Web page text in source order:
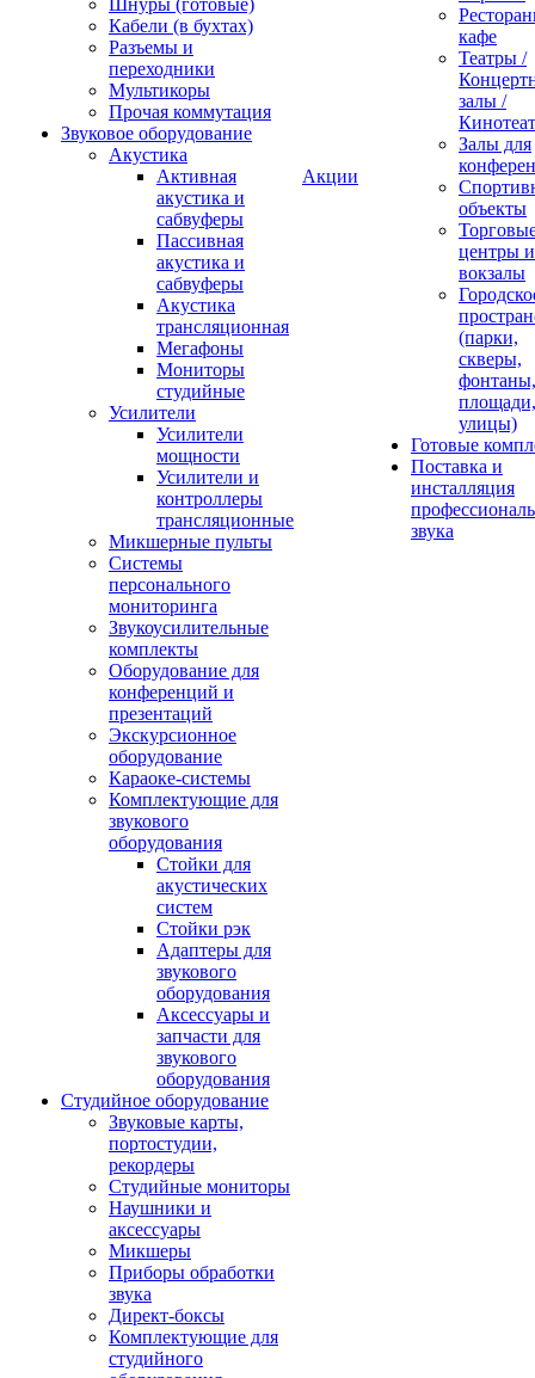
Шнуры (готовые)
Кабели (в бухтах)
Разъемы и
переходники
Мультикоры
Прочая коммутация
Звуковое оборудование
Акустика
Активная
акустика и
сабвуферы
Пассивная
акустика и
сабвуферы
Акустика
трансляционная
Мегафоны
Мониторы
студийные
Усилители
Усилители
мощности
Усилители и
контроллеры
трансляционные
Микшерные пульты
Системы
персонального
мониторинга
Звукоусилительные
комплекты
Оборудование для
конференций и
презентаций
Экскурсионное
оборудование
Караоке-системы
Комплектующие для
звукового
оборудования
Стойки для
акустических
систем
Стойки рэк
Адаптеры для
звукового
оборудования
Аксессуары и
запчасти для
звукового
оборудования
Студийное оборудование
Звуковые карты,
портостудии,
рекордеры
Студийные мониторы
Наушники и
аксессуары
Микшеры
Приборы обработки
звука
Директ-боксы
Комплектующие для
студийного
Акции
кафе
Театры /
залы /
Залы для
объекты
центры и
вокзалы
(парки,
скверы,
фонтаны,
площади,
улицы)
Готовые
Поставка и
инсталляция
звука